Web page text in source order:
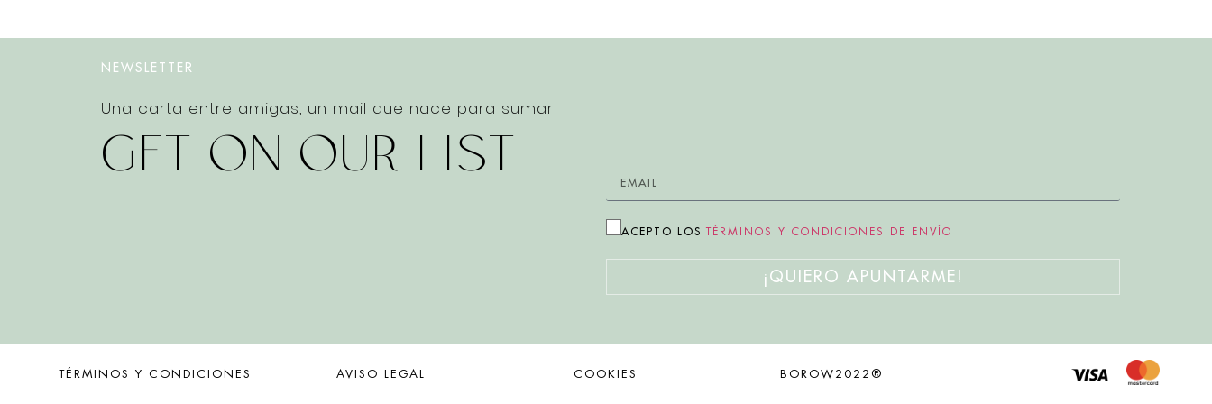
NEWSLETTER
Una carta entre amigas, un mail que nace para sumar
GET ON OUR LIST
ACEPTO LOS TÉRMINOS Y CONDICIONES DE ENVÍO
¡QUIERO APUNTARME!
TÉRMINOS Y CONDICIONES AVISO LEGAL COOKIES BOROW2022®